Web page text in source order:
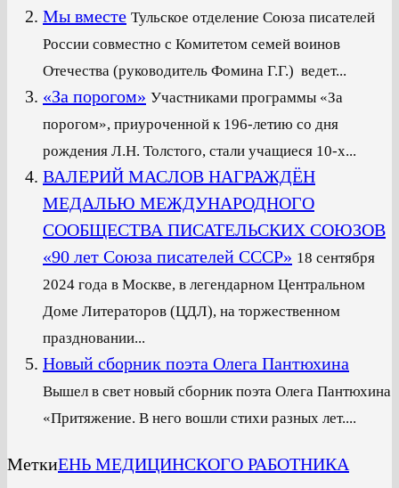
Мы вместе Тульское отделение Союза писателей
России совместно с Комитетом семей воинов
Отечества (руководитель Фомина Г.Г.) ведет...
«За порогом» Участниками программы «За
порогом», приуроченной к 196-летию со дня
рождения Л.Н. Толстого, стали учащиеся 10-х...
ВАЛЕРИЙ МАСЛОВ НАГРАЖДЁН
МЕДАЛЬЮ МЕЖДУНАРОДНОГО
СООБЩЕСТВА ПИСАТЕЛЬСКИХ СОЮЗОВ
«90 лет Союза писателей СССР» 18 сентября
2024 года в Москве, в легендарном Центральном
Доме Литераторов (ЦДЛ), на торжественном
праздновании...
Новый сборник поэта Олега Пантюхина
Вышел в свет новый сборник поэта Олега Пантюхина
«Притяжение. В него вошли стихи разных лет....
МеткиЕНЬ МЕДИЦИНСКОГО РАБОТНИКА